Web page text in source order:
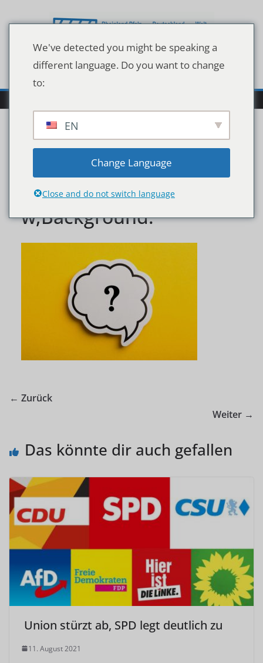
Inhalt
Question,Mark,Speech,B
ubble,Isolated,On,Yello
w,Background.
← Zurück
Weiter →
Das könnte dir auch gefallen
Union stürzt ab, SPD legt deutlich zu
11. August 2021
We've detected you might be speaking a
different language. Do you want to change
to:
EN
Change Language
Close and do not switch language